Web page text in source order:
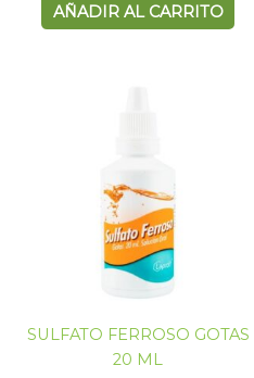
AÑADIR AL CARRITO
SULFATO FERROSO GOTAS
20 ML